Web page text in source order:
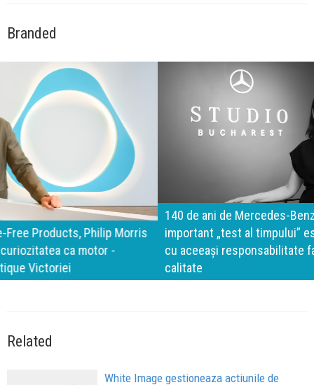
Branded
140 de ani de Mercedes-Benz. Ramona Pîrlog: Cel mai
important „test al timpului” este să inovăm constant, dar
cu aceeași responsabilitate față de oameni, siguranță și
calitate
Related
White Image gestioneaza actiunile de